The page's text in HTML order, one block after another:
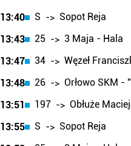
13:40
S -> Sopot Reja
13:43
25 -> 3 Maja - Hala
13:47
34 -> Węzeł
13:48
26 -> Orłowo SKM -
13:51
197 -> Obłuże
13:55
S -> Sopot Reja